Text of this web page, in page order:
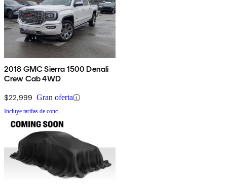
2018 GMC Sierra 1500 Denali
Crew Cab 4WD
$22,999 Gran oferta
Incluye tarifas de conc.